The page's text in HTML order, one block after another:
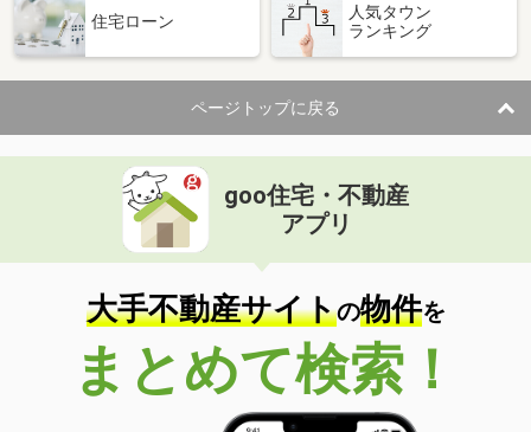
住宅ローン
人気タウン
ランキング
ページトップに戻る
goo住宅・不動産
アプリ
大手不動産サイトの物件を
まとめて検索！